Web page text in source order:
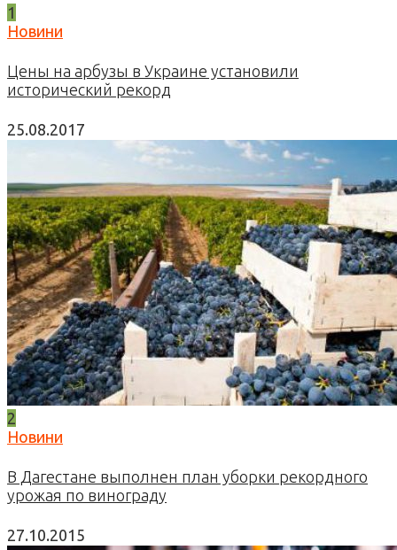
1
Новини
Цены на арбузы в Украине установили
исторический рекорд
25.08.2017
2
Новини
В Дагестане выполнен план уборки рекордного
урожая по винограду
27.10.2015